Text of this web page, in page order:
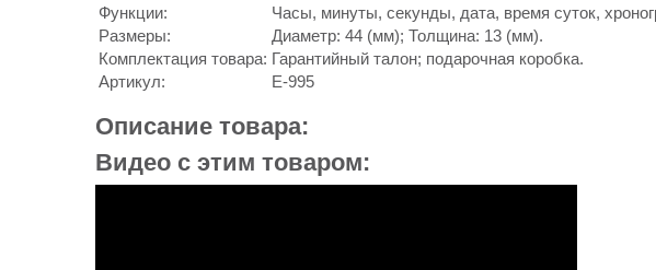
Функции:
Часы, минуты, секунды, дата, время суток,
Размеры:
Диаметр: 44 (мм); Толщина: 13 (мм).
Комплектация товара: Гарантийный талон; подарочная коробка.
Артикул:
E-995
Описание товара:
Видео с этим товаром: